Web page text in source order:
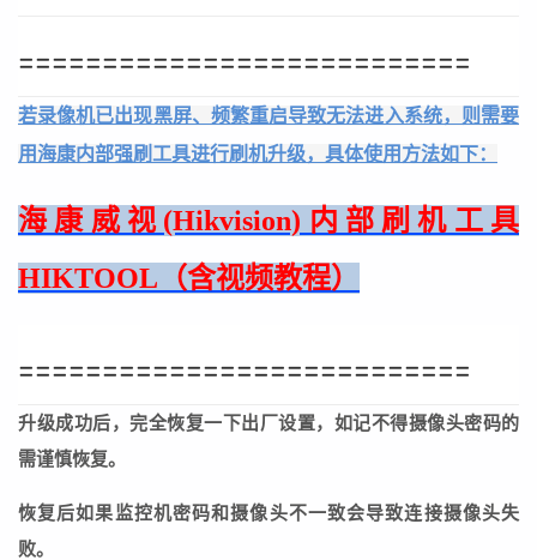
===========================
若录像机已出现黑屏、频繁重启导致无法进入系统，则需要
用海康内部强刷工具进行刷机升级，具体使用方法如下：
海康威视(Hikvision)内部刷机工具
HIKTOOL（含视频教程）
===========================
升级成功后，完全恢复一下出厂设置，如记不得摄像头密码的
需谨慎恢复。
恢复后如果监控机密码和摄像头不一致会导致连接摄像头失
败。